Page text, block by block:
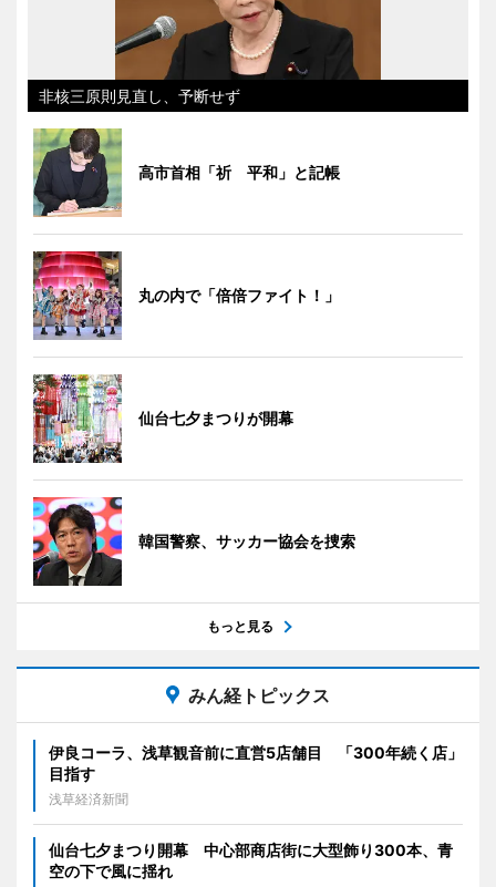
非核三原則見直し、予断せず
高市首相「祈 平和」と記帳
丸の内で「倍倍ファイト！」
仙台七夕まつりが開幕
韓国警察、サッカー協会を捜索
もっと見る
みん経トピックス
伊良コーラ、浅草観音前に直営5店舗目 「300年続く店」
目指す
浅草経済新聞
仙台七夕まつり開幕 中心部商店街に大型飾り300本、青
空の下で風に揺れ